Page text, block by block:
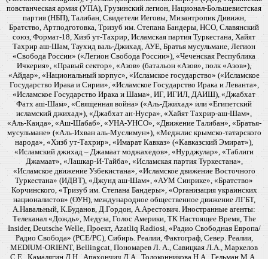
повстанческая армия (УПА), Грузинский легион, Национал-Большевистская
партия (НБП), Талибан, Свидетели Иеговы, Мизантропик Дивижн,
Братство, Артподготовка, Тризуб им. Степана Бандеры, НСО, Славянский
союз, Формат-18, Хизб ут-Тахрир, Исламская партия Туркестана, Хайят
Тахрир аш-Шам, Таухид валь-Джихад, АУЕ, Братья мусульмане, Легион
«Свобода России» («Легион Свобода России»), «Чеченская Республика
Ичкерия», «Правый сектор», «Азов» (батальон «Азов», полк «Азов»),
«Айдар», «Национальный корпус», «Исламское государство» («Исламское
Государство Ирака и Сирии», «Исламское Государство Ирака и Леванта»,
«Исламское Государство Ирака и Шама», ИГ, ИГИЛ, ДАИШ), «Джабхат
Фатх аш-Шам», «Священная война» («Аль-Джихад» или «Египетский
исламский джихад»), «Джабхат ан-Нусра», «Хайят Тахрир-аш-Шам»,
«Аль-Каида», «Аш-Шабаб», «УНА-УНСО», «Движение Талибан», «Братья-
мусульмане» («Аль-Ихван аль-Муслимун»), «Меджлис крымско-татарского
народа», «Хизб ут-Тахрир», «Имарат Кавказ» («Кавказский Эмират»),
«Исламский джихад – Джамаат моджахедов», «Нурджулар», «Таблиги
Джамаат», «Лашкар-И-Тайба», «Исламская партия Туркестана»,
«Исламское движение Узбекистана», «Исламское движение Восточного
Туркестана» (ИДВТ), «Джунд аш-Шам», «АУМ Синрике», «Братство»
Корчинского, «Тризуб им. Степана Бандеры», «Организация украинских
националистов» (ОУН), международное общественное движение ЛГБТ,
А.Навальный, К.Буданов, Д.Гордон, А.Арестович. Иностранные агенты:
Телеканал «Дождь», Медуза, Голос Америки, ТК Настоящее Время, The
Insider, Deutsche Welle, Проект, Azatliq Radiosi, «Радио Свободная Европа/
Радио Свобода» (PCE/PC), Сибирь. Реалии, Фактограф, Север. Реалии,
MEDIUM-ORIENT, Bellingcat, Пономарев Л. А., Савицкая Л.А., Маркелов
С.Е., Камалягин Д.Н., Апахончич Д.А., Толоконникова Н.А., Гельман М.А.,